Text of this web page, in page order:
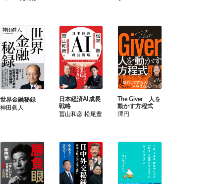
世界金融秘録
神田眞人
日本経済AI成長
戦略
冨山和彦 松尾豊
The Giver 人を
動かす方程式
澤円